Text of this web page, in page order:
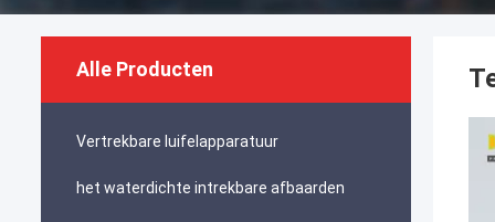
Alle Producten
Vertrekbare luifelapparatuur
het waterdichte intrekbare afbaarden